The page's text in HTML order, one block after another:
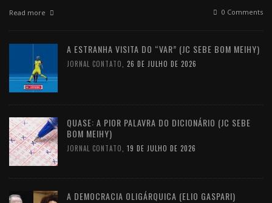
Read more 0 Comments
A ESTRANHA VISITA DO “VAR” (JC SEBE BOM MEIHY)
JORNAL CONTATO 26 DE JULHO DE 2026
QUASE: A PIOR PALAVRA DO DICIONÁRIO (JC SEBE
BOM MEIHY)
JORNAL CONTATO 19 DE JULHO DE 2026
A DEMOCRACIA OLIGÁRQUICA (ELIO GASPARI)